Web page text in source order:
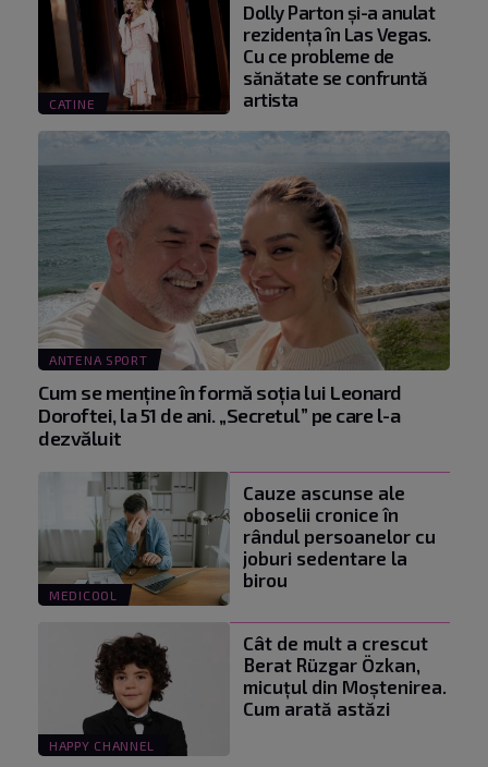
CATINE
Dolly Parton și-a anulat
rezidența în Las Vegas.
Cu ce probleme de
sănătate se confruntă
artista
ANTENA SPORT
Cum se menţine în formă soţia lui Leonard
Doroftei, la 51 de ani. „Secretul” pe care l-a
dezvăluit
MEDICOOL
Cauze ascunse ale
oboselii cronice în
rândul persoanelor cu
joburi sedentare la
birou
HAPPY CHANNEL
Cât de mult a crescut
Berat Rüzgar Özkan,
micuțul din Moștenirea.
Cum arată astăzi